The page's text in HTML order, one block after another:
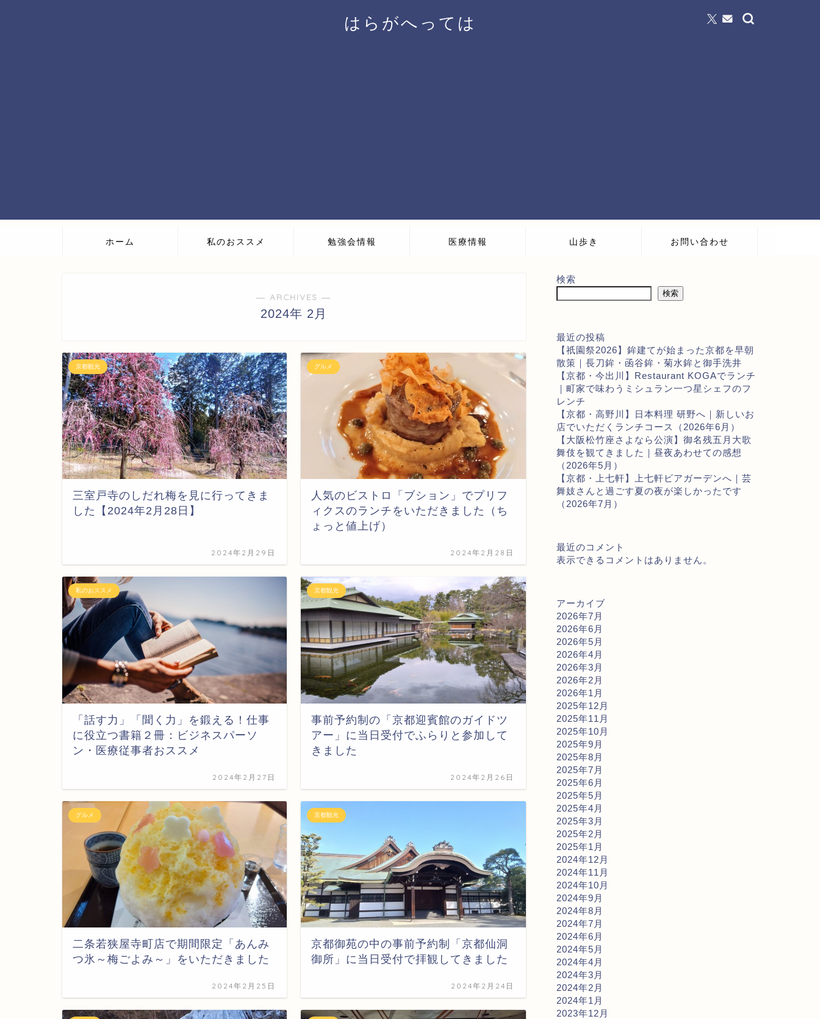
はらがへっては
ホーム 私のおススメ 勉強会情報 医療情報 山歩き お問い合わせ
― ARCHIVES ―
2024年 2月
京都観光
三室戸寺のしだれ梅を見に行ってきま
した【2024年2月28日】
2024年2月29日
グルメ
人気のビストロ「ブション」でプリフ
ィクスのランチをいただきました（ち
ょっと値上げ）
2024年2月28日
私のおススメ
「話す力」「聞く力」を鍛える！仕事
に役立つ書籍２冊：ビジネスパーソ
ン・医療従事者おススメ
2024年2月27日
京都観光
事前予約制の「京都迎賓館のガイドツ
アー」に当日受付でふらりと参加して
きました
2024年2月26日
グルメ
二条若狭屋寺町店で期間限定「あんみ
つ氷～梅ごよみ～」をいただきました
2024年2月25日
京都観光
京都御苑の中の事前予約制「京都仙洞
御所」に当日受付で拝観してきました
2024年2月24日
検索
検索
最近の投稿
【祇園祭2026】鉾建てが始まった京都を早朝
散策｜長刀鉾・函谷鉾・菊水鉾と御手洗井
【京都・今出川】Restaurant KOGAでランチ
｜町家で味わうミシュラン一つ星シェフのフ
レンチ
【京都・高野川】日本料理 研野へ｜新しいお
店でいただくランチコース（2026年6月）
【大阪松竹座さよなら公演】御名残五月大歌
舞伎を観てきました｜昼夜あわせての感想
（2026年5月）
【京都・上七軒】上七軒ビアガーデンへ｜芸
舞妓さんと過ごす夏の夜が楽しかったです
（2026年7月）
最近のコメント
表示できるコメントはありません。
アーカイブ
2026年7月
2026年6月
2026年5月
2026年4月
2026年3月
2026年2月
2026年1月
2025年12月
2025年11月
2025年10月
2025年9月
2025年8月
2025年7月
2025年6月
2025年5月
2025年4月
2025年3月
2025年2月
2025年1月
2024年12月
2024年11月
2024年10月
2024年9月
2024年8月
2024年7月
2024年6月
2024年5月
2024年4月
2024年3月
2024年2月
2024年1月
2023年12月